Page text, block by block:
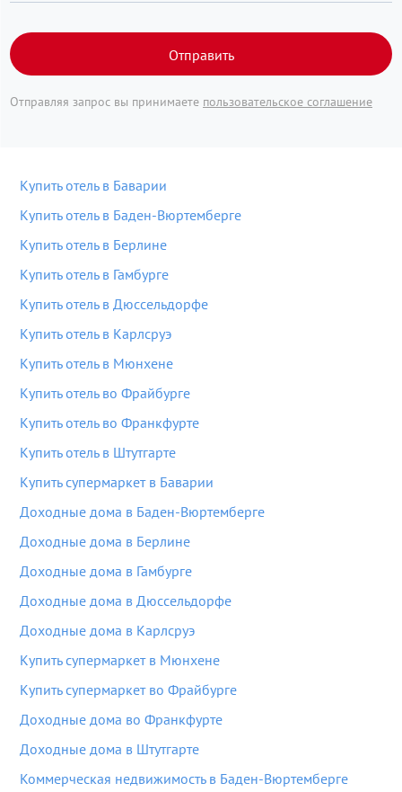
Отправить
Отправляя запрос вы принимаете пользовательское соглашение
Купить отель в Баварии
Купить отель в Баден-Вюртемберге
Купить отель в Берлине
Купить отель в Гамбурге
Купить отель в Дюссельдорфе
Купить отель в Карлсруэ
Купить отель в Мюнхене
Купить отель во Фрайбурге
Купить отель во Франкфурте
Купить отель в Штутгарте
Купить супермаркет в Баварии
Доходные дома в Баден-Вюртемберге
Доходные дома в Берлине
Доходные дома в Гамбурге
Доходные дома в Дюссельдорфе
Доходные дома в Карлсруэ
Купить супермаркет в Мюнхене
Купить супермаркет во Фрайбурге
Доходные дома во Франкфурте
Доходные дома в Штутгарте
Коммерческая недвижимость в Баден-Вюртемберге